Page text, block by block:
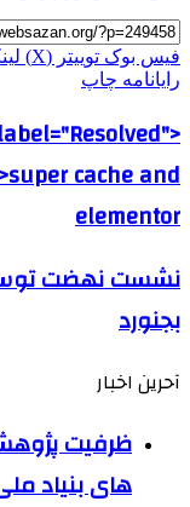
فیس بوک توییتر (X)
رایانامه چاپ
cache and
elementor
نشست نهضت
بجنورد
آحرین اخبار
ظرفیت
های بنیاد